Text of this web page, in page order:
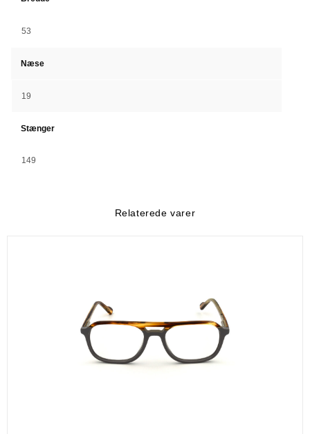
53
Næse
19
Stænger
149
Relaterede varer